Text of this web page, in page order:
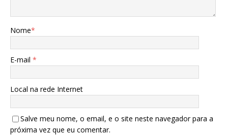
Nome*
E-mail *
Local na rede Internet
Salve meu nome, o email, e o site neste navegador para a
próxima vez que eu comentar.